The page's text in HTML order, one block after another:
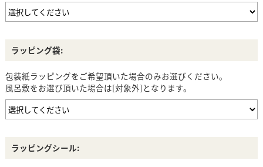
ラッピング袋:
包装紙ラッピングをご希望頂いた場合のみお選びください。
風呂敷をお選び頂いた場合は[対象外]となります。
ラッピングシール: